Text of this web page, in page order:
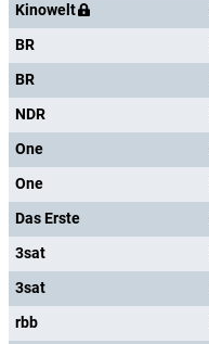
Kinowelt
BR
BR
NDR
One
One
Das Erste
3sat
3sat
rbb